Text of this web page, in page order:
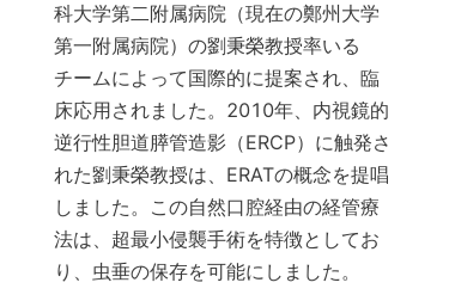
科大学第二附属病院（現在の鄭州大学
第一附属病院）の劉秉榮教授率いる
チームによって国際的に提案され、臨
床応用されました。2010年、内視鏡的
逆行性胆道膵管造影（ERCP）に触発さ
れた劉秉榮教授は、ERATの概念を提唱
しました。この自然口腔経由の経管療
法は、超最小侵襲手術を特徴としてお
り、虫垂の保存を可能にしました。